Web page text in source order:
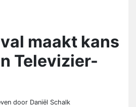
maakt kans
Televizier-
door Daniël Schalk